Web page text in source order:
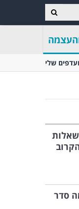
שלי
בחן את עצמך: 15 שאלות
סדר